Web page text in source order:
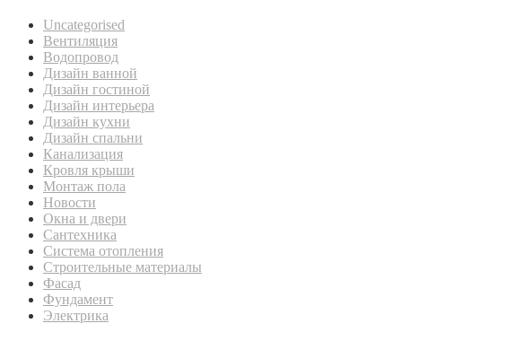
Uncategorised
Вентиляция
Водопровод
Дизайн ванной
Дизайн гостиной
Дизайн интерьера
Дизайн кухни
Дизайн спальни
Канализация
Кровля крыши
Монтаж пола
Новости
Окна и двери
Сантехника
Система отопления
Строительные материалы
Фасад
Фундамент
Электрика